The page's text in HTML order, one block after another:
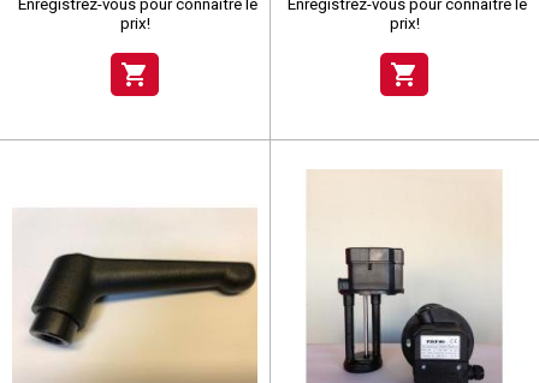
Enregistrez-vous pour connaître le
prix!
shopping_cart
Enregistrez-vous pour connaître le
prix!
shopping_cart